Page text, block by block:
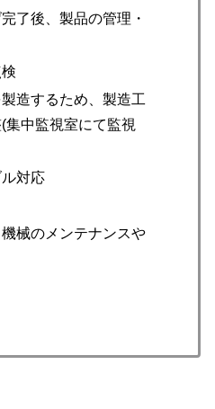
了後、製品の管理・
造するため、製造工
集中監視室にて監視
対応
械のメンテナンスや